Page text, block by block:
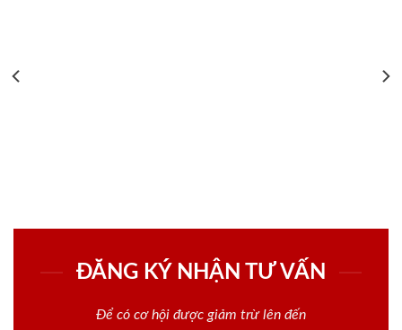
ĐĂNG KÝ NHẬN TƯ VẤN
Để có cơ hội được giảm trừ lên đến